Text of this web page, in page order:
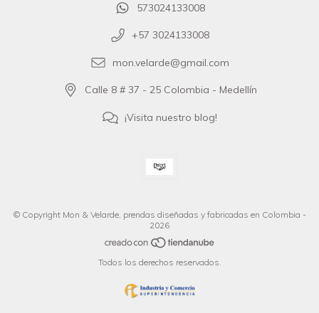
573024133008
+57 3024133008
mon.velarde@gmail.com
Calle 8 # 37 - 25 Colombia - Medellín
¡Visita nuestro blog!
© Copyright Mon & Velarde, prendas diseñadas y fabricadas en Colombia -
2026
Todos los derechos reservados.